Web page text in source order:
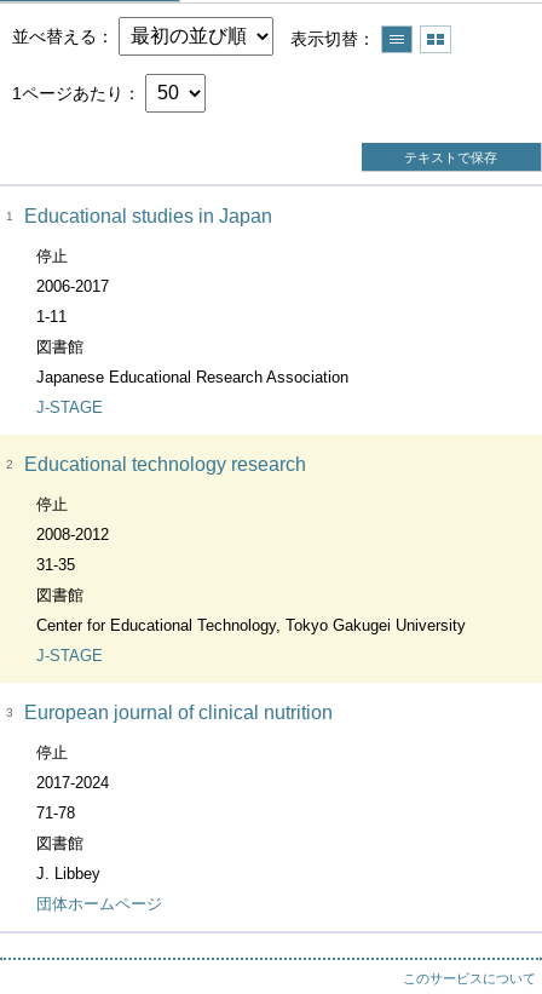
並べ替える 表示切替
1ページあたり
テキストで保存
1 Educational studies in Japan
停止
2006-2017
1-11
図書館
Japanese Educational Research Association
J-STAGE
2 Educational technology research
停止
2008-2012
31-35
図書館
Center for Educational Technology, Tokyo Gakugei University
J-STAGE
3 European journal of clinical nutrition
停止
2017-2024
71-78
図書館
J. Libbey
団体ホームページ
このサービスについて